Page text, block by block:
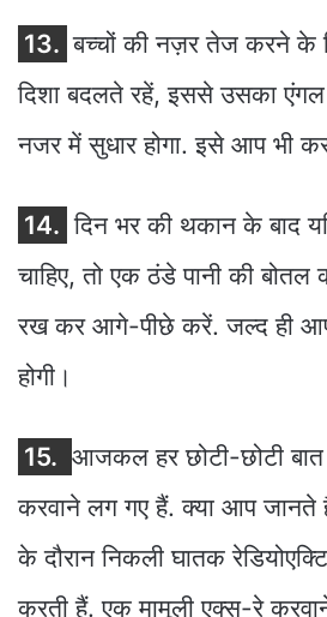
13. बच्चों की नज़र तेज करने के
दिशा बदलते रहें, इससे उसका
नजर में सुधार होगा. इसे आप भी
14. दिन भर की थकान के बाद
चाहिए, तो एक ठंडे पानी की
रख कर आगे-पीछे करें. जल्द ही
होगी।
15. आजकल हर छोटी-छोटी
करवाने लग गए हैं. क्या आप जानते
के दौरान निकली घातक
करती हैं. एक मामूली एक्स-रे